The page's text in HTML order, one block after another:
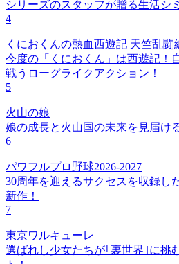
シリーズのスタッフが贈る生活シ
4
くにおくんの熱血西遊記 天竺乱闘
今度の「くにおくん」は西遊記！
戦うローグライクアクション！
5
火山の娘
娘の成長と火山国の未来を見届け
6
パワフルプロ野球2026-2027
30周年を迎えるサクセスを収録し
新作！
7
東京ワルキューレ
選ばれし少女たちが｢裏世界｣に挑